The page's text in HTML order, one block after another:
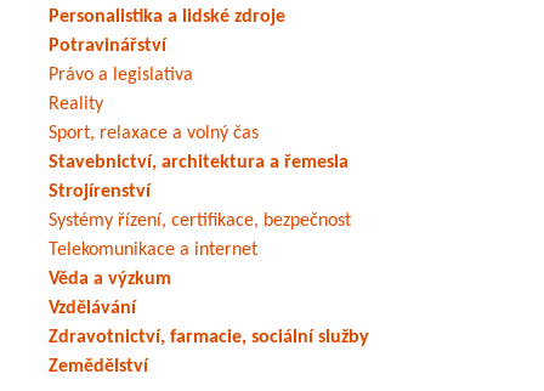
Personalistika a lidské zdroje
Potravinářství
Právo a legislativa
Reality
Sport, relaxace a volný čas
Stavebnictví, architektura a řemesla
Strojírenství
Systémy řízení, certifikace, bezpečnost
Telekomunikace a internet
Věda a výzkum
Vzdělávání
Zdravotnictví, farmacie, sociální služby
Zemědělství